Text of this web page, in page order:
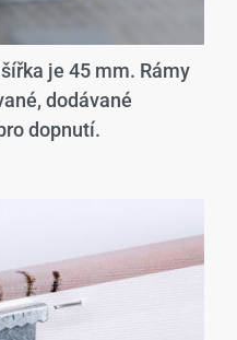
je 45 mm. Rámy
dodávané
dopnutí.